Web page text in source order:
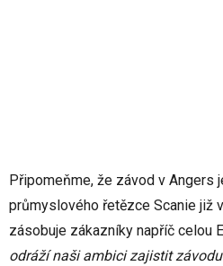
Připomeňme, že závod v Angers
průmyslového řetězce Scanie již
zásobuje zákazníky napříč celou
odráží naši ambici zajistit